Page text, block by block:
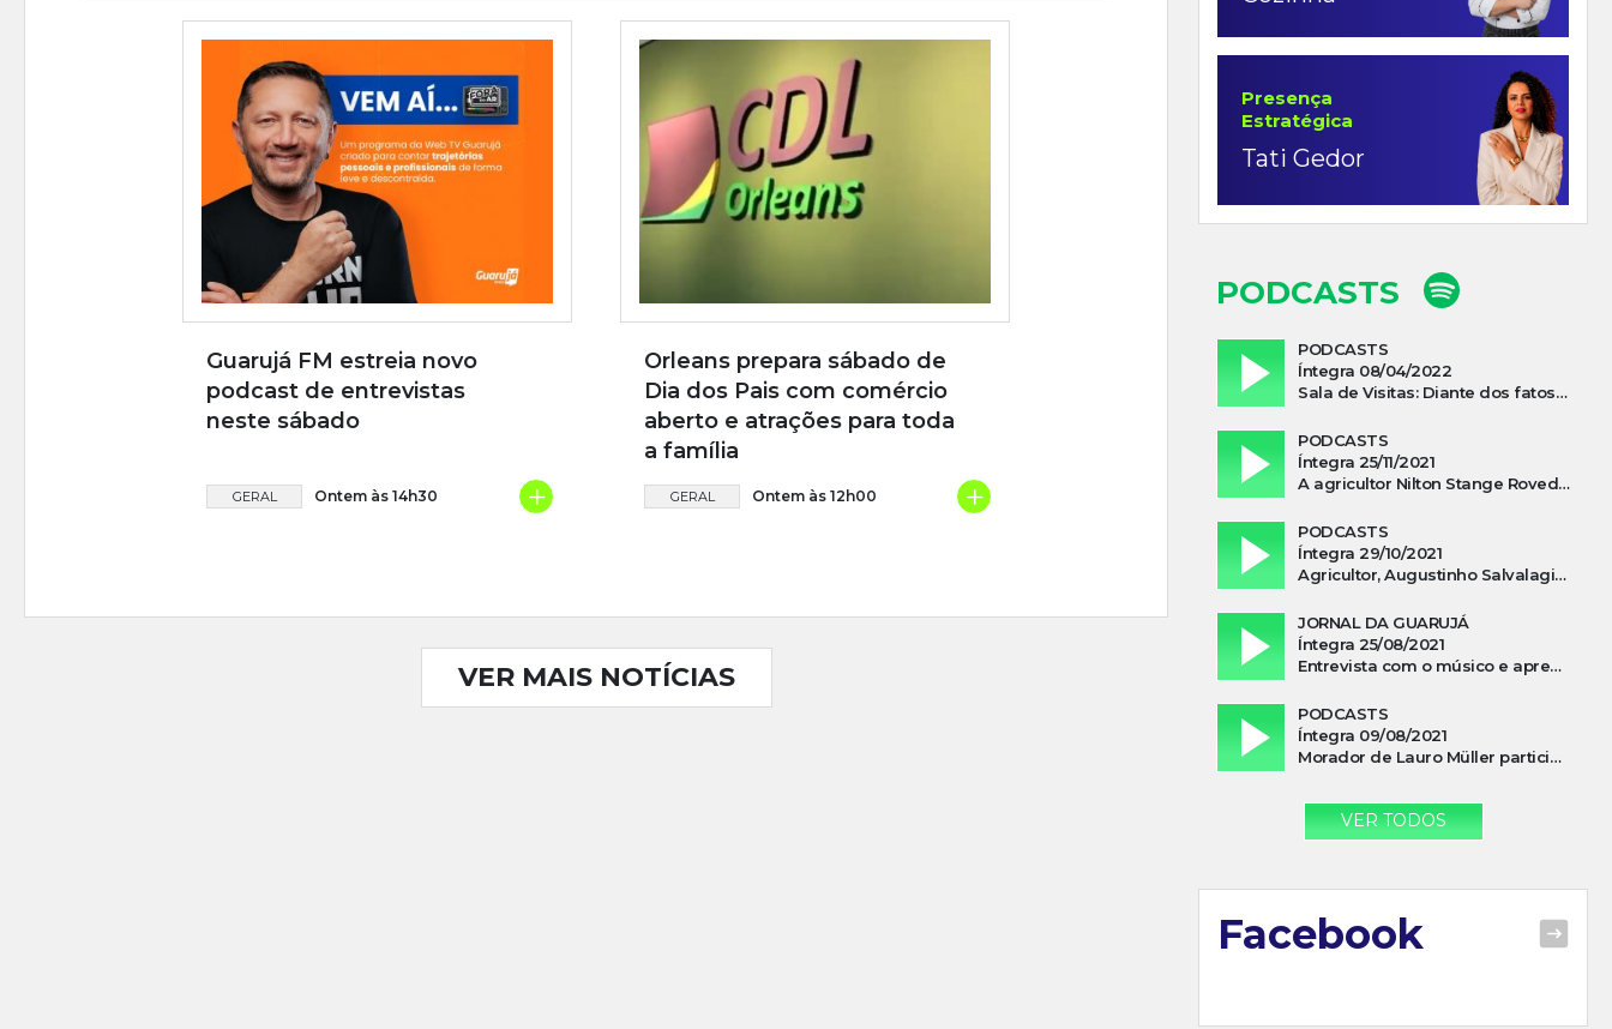
Guarujá FM estreia novo
podcast de entrevistas
neste sábado
GERAL Ontem às 14h30 +
Orleans prepara sábado de
Dia dos Pais com comércio
aberto e atrações para toda
a família
GERAL Ontem às 12h00 +
VER MAIS NOTÍCIAS
Presença
Estratégica
Tati Gedor
PODCASTS
PODCASTS
Íntegra 08/04/2022
Sala de Visitas: Diante dos fatos que influenciam a economia o que podemos esperar de 2022
PODCASTS
Íntegra 25/11/2021
A agricultor Nilton Stange Roveda, afirma ter recebido ajuda espiritual durante acidente
PODCASTS
Íntegra 29/10/2021
Agricultor, Augustinho Salvalagio, relata sobre aparição do Cavaleiro Negro no Rio das Furnas
JORNAL DA GUARUJÁ
Íntegra 25/08/2021
Entrevista com o músico e apresentador, Lismael Ferrareis, no Cidade e Campo
PODCASTS
Íntegra 09/08/2021
Morador de Lauro Müller participa de motociata em apoio a Bolsonaro
VER TODOS
Facebook